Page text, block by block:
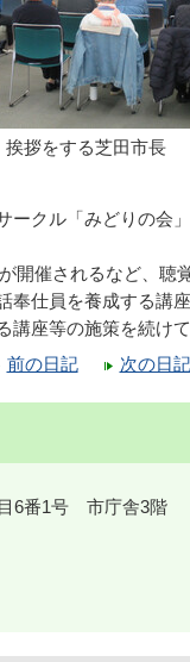
挨拶をする芝田市長
ークル「みどりの会
開催されるなど、聴
奉仕員を養成する講
座等の施策を続けて
前の日記
次の日記
6番1号 市庁舎3階